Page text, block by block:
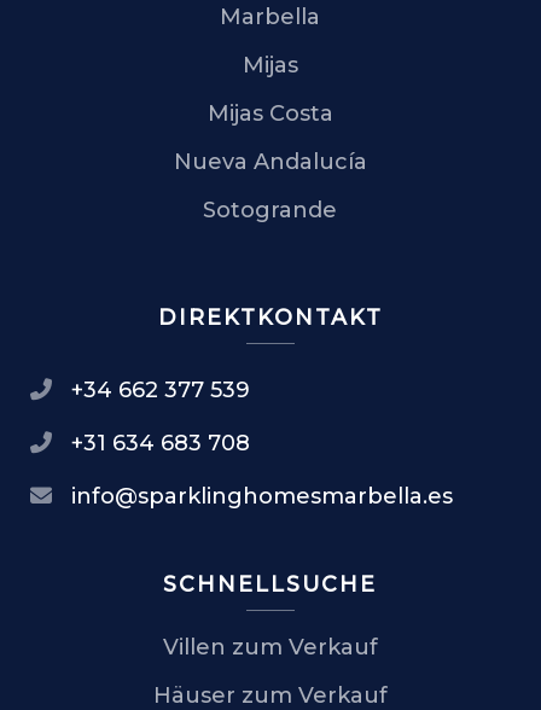
Marbella
Mijas
Mijas Costa
Nueva Andalucía
Sotogrande
DIREKTKONTAKT
+34 662 377 539
+31 634 683 708
info@sparklinghomesmarbella.es
SCHNELLSUCHE
Villen zum Verkauf
Häuser zum Verkauf